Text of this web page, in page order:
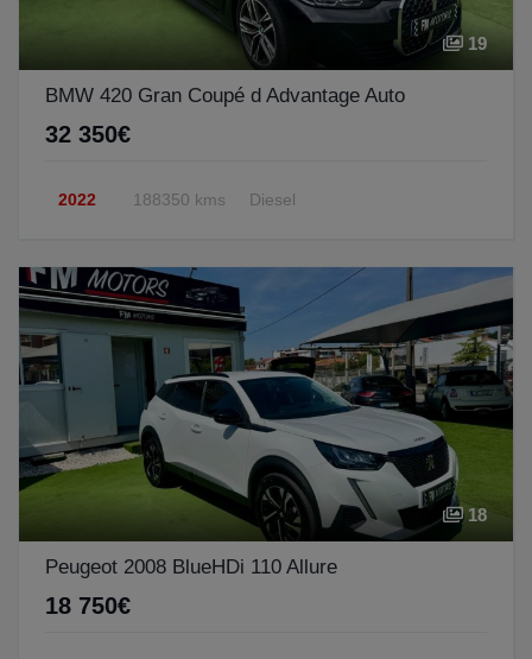
19
BMW 420 Gran Coupé d Advantage Auto
32 350€
2022 188350 kms Diesel
18
Peugeot 2008 BlueHDi 110 Allure
18 750€